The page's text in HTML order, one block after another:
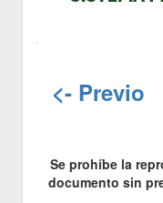
<- Previo
Se prohíbe la
documento sin